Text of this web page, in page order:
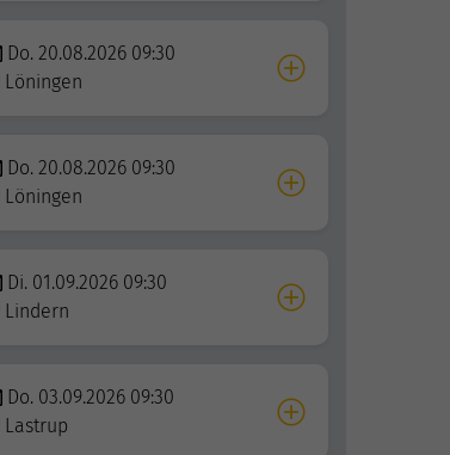
Do. 20.08.2026 09:30
Löningen
Do. 20.08.2026 09:30
Löningen
Di. 01.09.2026 09:30
Lindern
Do. 03.09.2026 09:30
Lastrup